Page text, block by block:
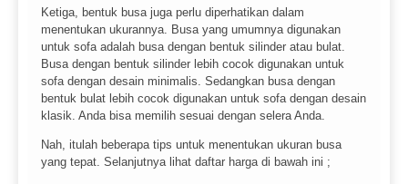
Ketiga, bentuk busa juga perlu diperhatikan dalam
menentukan ukurannya. Busa yang umumnya digunakan
untuk sofa adalah busa dengan bentuk silinder atau bulat.
Busa dengan bentuk silinder lebih cocok digunakan untuk
sofa dengan desain minimalis. Sedangkan busa dengan
bentuk bulat lebih cocok digunakan untuk sofa dengan desain
klasik. Anda bisa memilih sesuai dengan selera Anda.
Nah, itulah beberapa tips untuk menentukan ukuran busa
yang tepat. Selanjutnya lihat daftar harga di bawah ini ;